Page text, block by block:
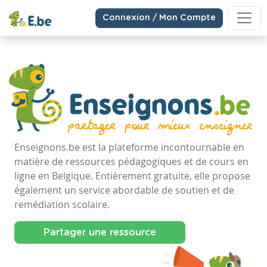
Connexion / Mon Compte
Enseignons.be est la plateforme incontournable en
matière de ressources pédagogiques et de cours en
ligne en Belgique. Entièrement gratuite, elle propose
également un service abordable de soutien et de
remédiation scolaire.
Partager une ressource